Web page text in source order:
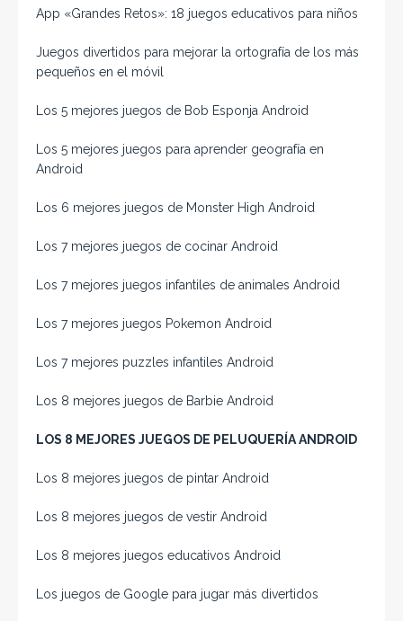
App «Grandes Retos»: 18 juegos educativos para niños
Juegos divertidos para mejorar la ortografía de los más
pequeños en el móvil
Los 5 mejores juegos de Bob Esponja Android
Los 5 mejores juegos para aprender geografía en
Android
Los 6 mejores juegos de Monster High Android
Los 7 mejores juegos de cocinar Android
Los 7 mejores juegos infantiles de animales Android
Los 7 mejores juegos Pokemon Android
Los 7 mejores puzzles infantiles Android
Los 8 mejores juegos de Barbie Android
LOS 8 MEJORES JUEGOS DE PELUQUERÍA ANDROID
Los 8 mejores juegos de pintar Android
Los 8 mejores juegos de vestir Android
Los 8 mejores juegos educativos Android
Los juegos de Google para jugar más divertidos